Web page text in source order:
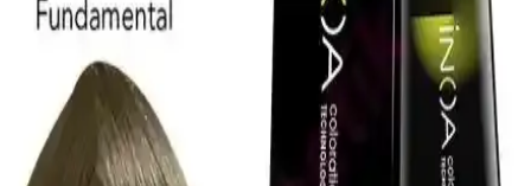
ZENTO Mor Şampuanı ile Saç Renk Koruma ve
Parlaklık Sağlayan Güvenilir Bakım Ürünü
ZENTO Mor Şampuanı, renk koruma ve parlaklık sağlayan, UV
filtresi ve sülfatsız formülüyle gri ve beyaz saçlara özel bakım sunar,
saçlara güç ve canlılık kazandırır.
Saç ve Sakal Beyazlıklarını Gidermeye Yönelik